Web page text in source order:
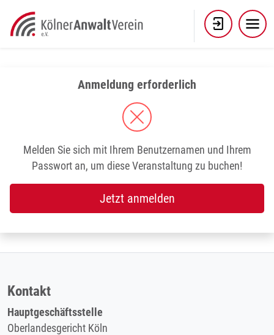
content
Anmeldung erforderlich
Melden Sie sich mit Ihrem Benutzernamen und Ihrem
Passwort an, um diese Veranstaltung zu buchen!
Jetzt anmelden
Kontakt
Hauptgeschäftsstelle
Oberlandesgericht Köln